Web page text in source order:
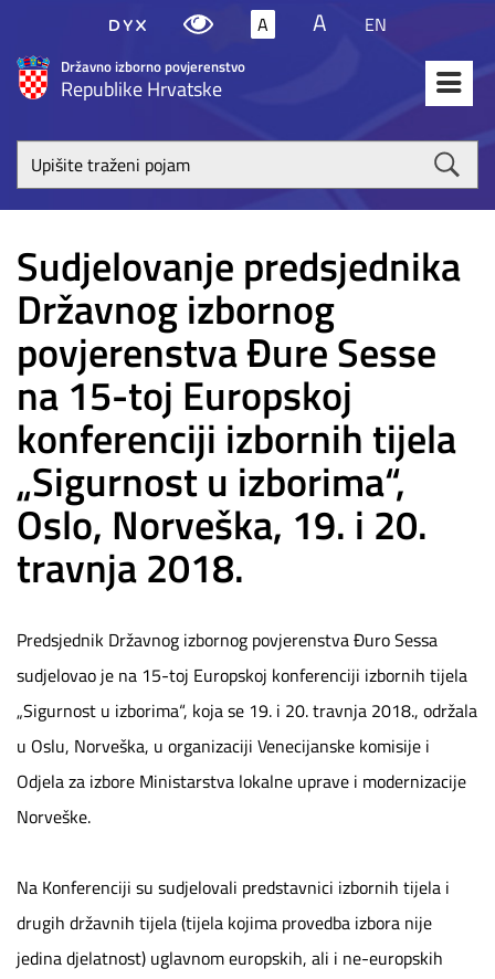
Državno izborno povjerenstvo
Republike Hrvatske
A A EN
Upišite
traženi
Sudjelovanje predsjednika
Državnog izbornog
povjerenstva Đure Sesse
na 15-toj Europskoj
konferenciji izbornih tijela
„Sigurnost u izborima“,
Oslo, Norveška, 19. i 20.
travnja 2018.
Predsjednik Državnog izbornog povjerenstva Đuro Sessa
sudjelovao je na 15-toj Europskoj konferenciji izbornih tijela
„Sigurnost u izborima“, koja se 19. i 20. travnja 2018., održala
u Oslu, Norveška, u organizaciji Venecijanske komisije i
Odjela za izbore Ministarstva lokalne uprave i modernizacije
Norveške.
Na Konferenciji su sudjelovali predstavnici izbornih tijela i
drugih državnih tijela (tijela kojima provedba izbora nije
jedina djelatnost) uglavnom europskih, ali i ne-europskih